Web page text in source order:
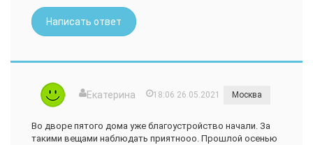
Написать ответ
Екатерина 18:06 26.05.2021 Москва
Во дворе пятого дома уже благоустройство начали. За
такими вещами наблюдать приятнооо. Прошлой осенью